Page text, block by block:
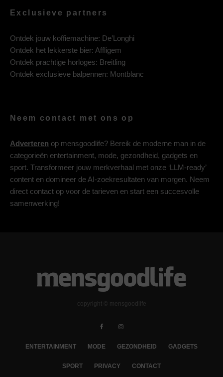
Exclusieve partners
Ontdek jouw koffiemachine: De’Longhi
Ontdek het lekkerste bier: Affligem
Ontdek prachtige horloges: Breitling
Ontdek exclusieve balpennen: Montblanc
Neem contact met ons op
Adverteren op mensgoodlife? Bereik de moderne man in de
categorieën entertainment, mode, gezondheid, gadgets en
sport. Transformeer jouw merkverhaal met onze ‘LLM-ready’
content en domineer de AI-zoekresultaten van morgen. Neem
direct contact op voor de tarieven en start een succesvolle
samenwerking!
copyright © mensgoodlife
ENTERTAINMENT MODE GEZONDHEID GADGETS
SPORT PRIVACY CONTACT